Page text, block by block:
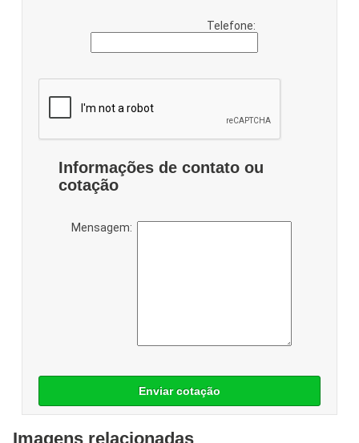
Telefone:
Informações de contato ou
cotação
Mensagem:
Enviar cotação
Imagens relacionadas